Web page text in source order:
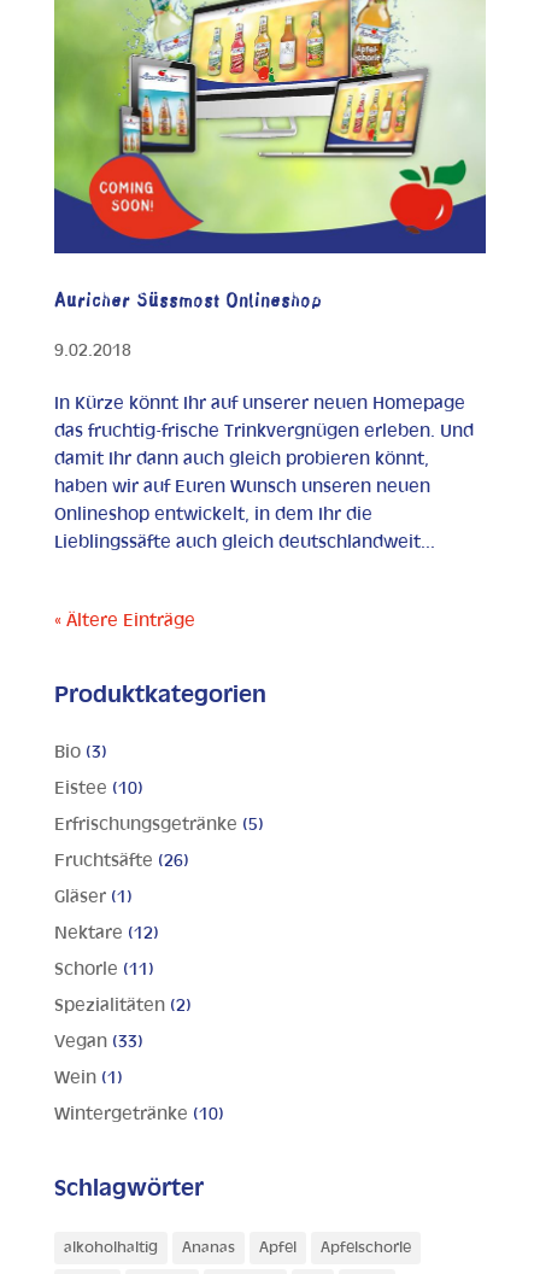
Auricher Süssmost Onlineshop
9.02.2018
In Kürze könnt Ihr auf unserer neuen Homepage
das fruchtig-frische Trinkvergnügen erleben. Und
damit Ihr dann auch gleich probieren könnt,
haben wir auf Euren Wunsch unseren neuen
Onlineshop entwickelt, in dem Ihr die
Lieblingssäfte auch gleich deutschlandweit...
« Ältere Einträge
Produktkategorien
Bio (3)
Eistee (10)
Erfrischungsgetränke (5)
Fruchtsäfte (26)
Gläser (1)
Nektare (12)
Schorle (11)
Spezialitäten (2)
Vegan (33)
Wein (1)
Wintergetränke (10)
Schlagwörter
alkoholhaltig Ananas Apfel Apfelschorle